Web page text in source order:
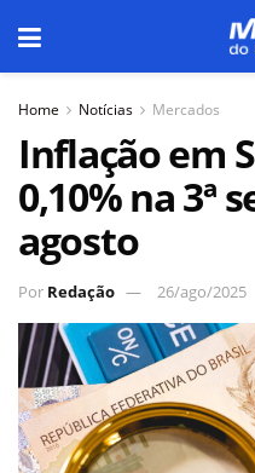
Home Notícias Mercados
Inflação em
0,10% na 3ª
agosto
Por Redação 26/ago/2025